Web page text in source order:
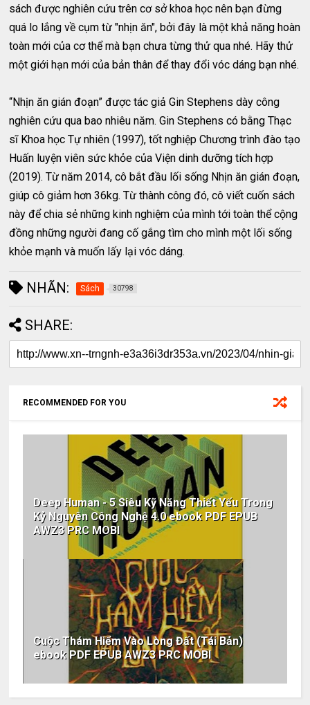
sách được nghiên cứu trên cơ sở khoa học nên bạn đừng
quá lo lắng về cụm từ "nhịn ăn", bởi đây là một khả năng hoàn
toàn mới của cơ thể mà bạn chưa từng thử qua nhé. Hãy thử
một giới hạn mới của bản thân để thay đổi vóc dáng bạn nhé.
“Nhịn ăn gián đoạn” được tác giả Gin Stephens dày công
nghiên cứu qua bao nhiêu năm. Gin Stephens có bằng Thạc
sĩ Khoa học Tự nhiên (1997), tốt nghiệp Chương trình đào tạo
Huấn luyện viên sức khỏe của Viện dinh dưỡng tích hợp
(2019). Từ năm 2014, cô bắt đầu lối sống Nhịn ăn gián đoạn,
giúp cô giảm hơn 36kg. Từ thành công đó, cô viết cuốn sách
này để chia sẻ những kinh nghiệm của mình tới toàn thể cộng
đồng những người đang cố gắng tìm cho mình một lối sống
khỏe mạnh và muốn lấy lại vóc dáng.
NHÃN: Sách 30798
SHARE:
RECOMMENDED FOR YOU
Deep Human - 5 Siêu Kỹ Năng Thiết Yếu Trong
Kỷ Nguyên Công Nghệ 4.0 ebook PDF EPUB
AWZ3 PRC MOBI
Cuộc Thám Hiểm Vào Lòng Đất (Tái Bản)
ebook PDF EPUB AWZ3 PRC MOBI